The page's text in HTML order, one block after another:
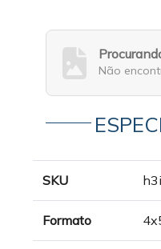
Não
SKU
Formato